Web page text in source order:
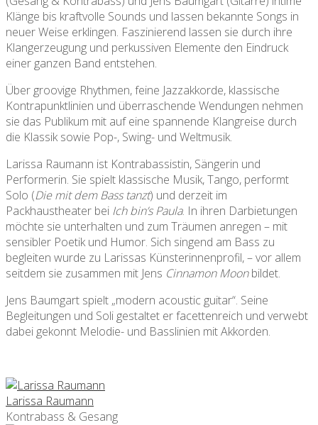
Klänge bis kraftvolle Sounds und lassen bekannte Songs in
neuer Weise erklingen. Faszinierend lassen sie durch ihre
Klangerzeugung und perkussiven Elemente den Eindruck
einer ganzen Band entstehen.
Über groovige Rhythmen, feine Jazzakkorde, klassische
Kontrapunktlinien und überraschende Wendungen nehmen
sie das Publikum mit auf eine spannende Klangreise durch
die Klassik sowie Pop-, Swing- und Weltmusik.
Larissa Raumann ist Kontrabassistin, Sängerin und
Performerin. Sie spielt klassische Musik, Tango, performt
Solo (Die mit dem Bass tanzt) und derzeit im
Packhaustheater bei Ich bin’s Paula. In ihren Darbietungen
möchte sie unterhalten und zum Träumen anregen – mit
sensibler Poetik und Humor. Sich singend am Bass zu
begleiten wurde zu Larissas Künsterinnenprofil, – vor allem
seitdem sie zusammen mit Jens Cinnamon Moonbildet.
Jens Baumgart spielt „modern acoustic guitar“. Seine
Begleitungen und Soli gestaltet er facettenreich und verwebt
dabei gekonnt Melodie- und Basslinien mit Akkorden.
Larissa Raumann
Kontrabass & Gesang